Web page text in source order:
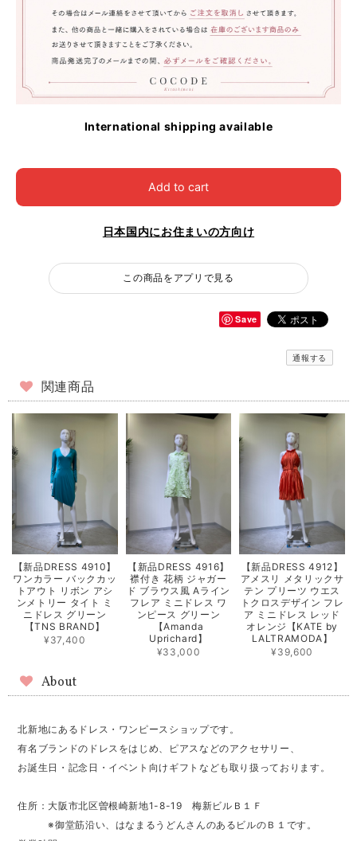
International shipping available
Add to cart
日本国内にお住まいの方向け
この商品をアプリで見る
Save
通報する
関連商品
【新品DRESS 4910】
ワンカラー バックカッ
トアウト リボン アシ
ンメトリー タイト ミ
ニドレス グリーン
【TNS BRAND】
¥37,400
【新品DRESS 4916】
襟付き 花柄 ジャガー
ド ブラウス風 Aライン
フレア ミニドレス ワ
ンピース グリーン
【Amanda
Uprichard】
¥33,000
【新品DRESS 4912】
アメスリ メタリックサ
テン プリーツ ウエス
トクロスデザイン フレ
ア ミニドレス レッド
オレンジ【KATE by
LALTRAMODA】
¥39,600
About
北新地にあるドレス・ワンピースショップです。
有名ブランドのドレスをはじめ、ピアスなどのアクセサリー、
お誕生日・記念日・イベント向けギフトなども取り扱っております。
住所：大阪市北区曽根崎新地1-8-19 梅新ビルＢ１Ｆ
※御堂筋沿い、はなまるうどんさんのあるビルのＢ１です。